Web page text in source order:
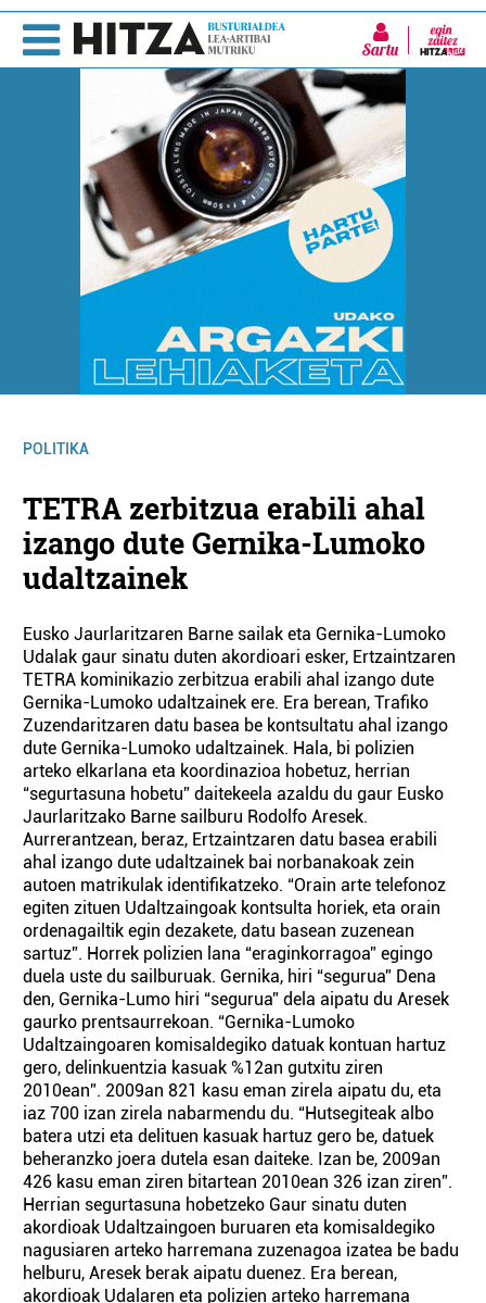
Sartu
POLITIKA
TETRA zerbitzua erabili ahal
izango dute Gernika-Lumoko
udaltzainek
Eusko Jaurlaritzaren Barne sailak eta Gernika-Lumoko
Udalak gaur sinatu duten akordioari esker, Ertzaintzaren
TETRA kominikazio zerbitzua erabili ahal izango dute
Gernika-Lumoko udaltzainek ere. Era berean, Trafiko
Zuzendaritzaren datu basea be kontsultatu ahal izango
dute Gernika-Lumoko udaltzainek. Hala, bi polizien
arteko elkarlana eta koordinazioa hobetuz, herrian
“segurtasuna hobetu” daitekeela azaldu du gaur Eusko
Jaurlaritzako Barne sailburu Rodolfo Aresek.
Aurrerantzean, beraz, Ertzaintzaren datu basea erabili
ahal izango dute udaltzainek bai norbanakoak zein
autoen matrikulak identifikatzeko. “Orain arte telefonoz
egiten zituen Udaltzaingoak kontsulta horiek, eta orain
ordenagailtik egin dezakete, datu basean zuzenean
sartuz”. Horrek polizien lana “eraginkorragoa” egingo
duela uste du sailburuak. Gernika, hiri “segurua” Dena
den, Gernika-Lumo hiri “segurua” dela aipatu du Aresek
gaurko prentsaurrekoan. “Gernika-Lumoko
Udaltzaingoaren komisaldegiko datuak kontuan hartuz
gero, delinkuentzia kasuak %12an gutxitu ziren
2010ean”. 2009an 821 kasu eman zirela aipatu du, eta
iaz 700 izan zirela nabarmendu du. “Hutsegiteak albo
batera utzi eta delituen kasuak hartuz gero be, datuek
beheranzko joera dutela esan daiteke. Izan be, 2009an
426 kasu eman ziren bitartean 2010ean 326 izan ziren”.
Herrian segurtasuna hobetzeko Gaur sinatu duten
akordioak Udaltzaingoen buruaren eta komisaldegiko
nagusiaren arteko harremana zuzenagoa izatea be badu
helburu, Aresek berak aipatu duenez. Era berean,
akordioak Udalaren eta polizien arteko harremana